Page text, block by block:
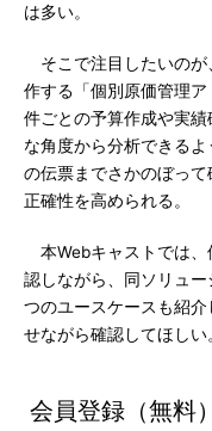
は多い。
そこで注目したいのが
作する「個別原価管理
件ごとの予算作成や実
な角度から分析できる
の伝票までさかのぼっ
正確性を高められる。
本Webキャストでは、
認しながら、同ソリュ
つのユースケースも紹
せながら確認してほしい
会員登録（無料